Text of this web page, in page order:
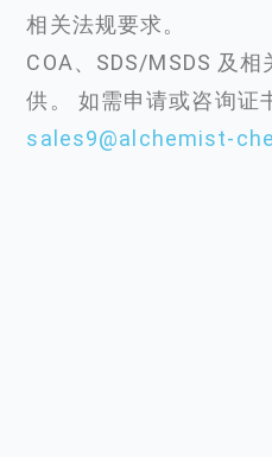
相关法规要求。
COA、SDS/MSDS 及
供。 如需申请或咨询证
sales9@alchemist-